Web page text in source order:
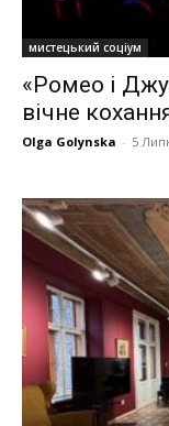
мистецький соціум
«Ромео і
вічне
Olga Golynska - 5